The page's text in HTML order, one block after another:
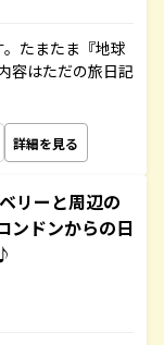
たまたま『地球
容はただの旅日記
詳細を見る
リーと周辺の
ンドンからの日